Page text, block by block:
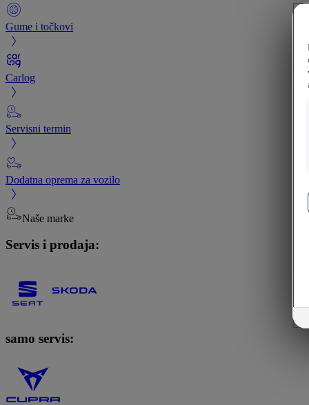
Gume i točkovi
Carlog
Servisni termin
Dodatna oprema za vozilo
Naše marke
Servis i prodaja:
samo servis: